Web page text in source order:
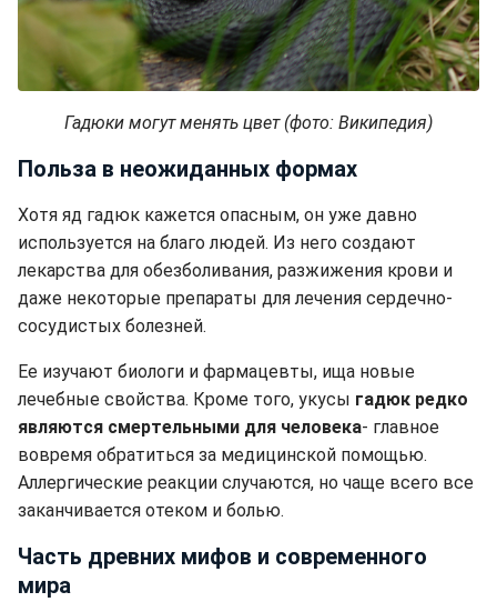
Гадюки могут менять цвет (фото: Википедия)
Польза в неожиданных формах
Хотя яд гадюк кажется опасным, он уже давно
используется на благо людей. Из него создают
лекарства для обезболивания, разжижения крови и
даже некоторые препараты для лечения сердечно-
сосудистых болезней.
Ее изучают биологи и фармацевты, ища новые
лечебные свойства. Кроме того, укусы гадюк редко
являются смертельными для человека- главное
вовремя обратиться за медицинской помощью.
Аллергические реакции случаются, но чаще всего все
заканчивается отеком и болью.
Часть древних мифов и современного
мира